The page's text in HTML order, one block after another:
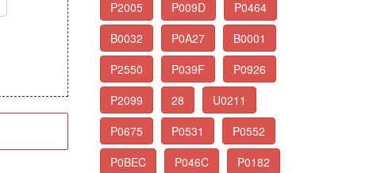
P2005
P009D
P0464
B0032
P0A27
B0001
P2550
P039F
P0926
P2099
28
U0211
P0675
P0531
P0552
P0BEC
P046C
P0182